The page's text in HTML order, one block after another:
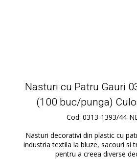
Nasturi cu Patru Gauri
(100 buc/punga)
Cod: 0313-1393/44-
Nasturi decorativi din plastic cu
industria textila la bluze, sacouri si
pentru a creea diverse